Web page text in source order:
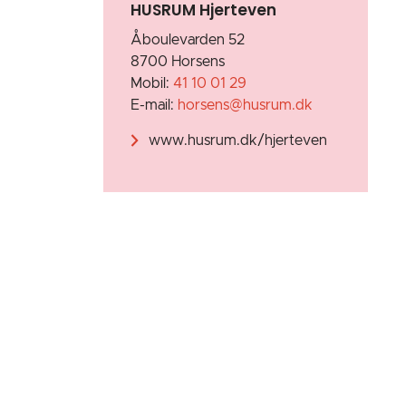
HUSRUM Hjerteven
Åboulevarden 52
8700 Horsens
Mobil: 41 10 01 29
E-mail: horsens@husrum.dk
www.husrum.dk/hjerteven